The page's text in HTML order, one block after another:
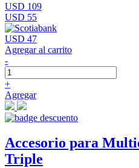
USD 109
USD 55
USD 47
Agregar al carrito
-
+
Agregar
Accesorio para
Triple